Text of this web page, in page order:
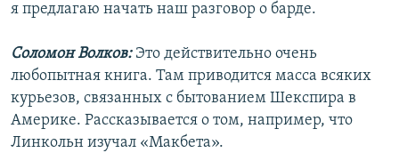
я предлагаю начать наш разговор о барде.
Соломон Волков: Это действительно очень
любопытная книга. Там приводится масса всяких
курьезов, связанных с бытованием Шекспира в
Америке. Рассказывается о том, например, что
Линкольн изучал «Макбета».